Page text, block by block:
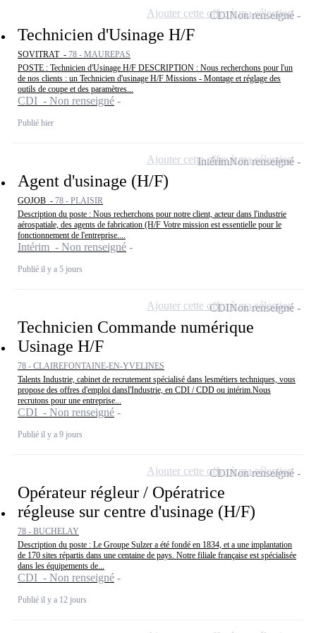
Technicien d'Usinage H/F
SOVITRAT - 78 - MAUREPAS
POSTE : Technicien d'Usinage H/F DESCRIPTION : Nous recherchons pour l'un
de nos clients : un Technicien d'usinage H/F Missions - Montage et réglage des
outils de coupe et des paramètres...
CDI - Non renseigné
Publié hier
CDINon renseigné
Ajouter cette offre à ma sélection
Agent d'usinage (H/F)
GOJOB - 78 - PLAISIR
Description du poste : Nous recherchons pour notre client, acteur dans l'industrie
aérospatiale, des agents de fabrication (H/F Votre mission est essentielle pour le
fonctionnement de l'entreprise....
Intérim - Non renseigné
Publié il y a 5 jours
IntérimNon renseigné
Ajouter cette offre à ma sélection
Technicien Commande numérique
Usinage H/F
78 - CLAIREFONTAINE-EN-YVELINES
Talents Industrie, cabinet de recrutement spécialisé dans lesmétiers techniques, vous
propose des offres d'emploi dansl'Industrie, en CDI / CDD ou intérim.Nous
recrutons pour une entreprise...
CDI - Non renseigné
Publié il y a 9 jours
CDINon renseigné
Ajouter cette offre à ma sélection
Opérateur régleur / Opératrice
régleuse sur centre d'usinage (H/F)
78 - BUCHELAY
Description du poste : Le Groupe Sulzer a été fondé en 1834, et a une implantation
de 170 sites répartis dans une centaine de pays. Notre filiale française est spécialisée
dans les équipements de...
CDI - Non renseigné
Publié il y a 12 jours
CDINon renseigné
Ajouter cette offre à ma sélection